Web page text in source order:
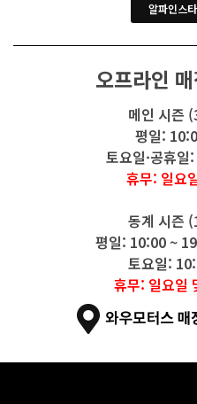
알파인스
오프라인
메인 시즌
평일:
토요일·공휴
휴무: 일요
동계 시즌
평일: 10:00 ~
토요일:
휴무: 일요일